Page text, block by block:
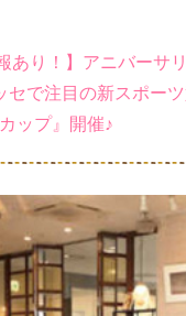
あり！】アニバーサ
セで注目の新スポー
ップ』開催♪